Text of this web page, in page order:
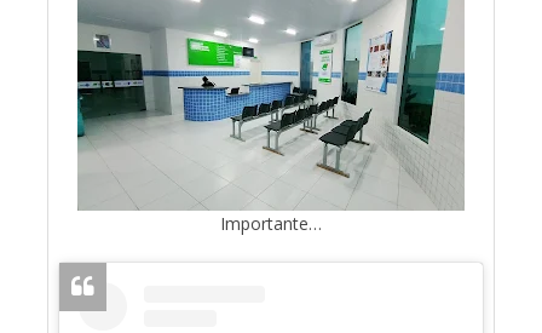
Importante…